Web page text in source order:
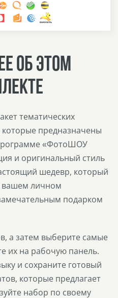
ОБ ЭТОМ
тематических
предназначены
«ФотоШОУ
и оригинальный стиль
шедевр, который
вашем личном
подарком
а затем выберите самые
их на рабочую панель.
и сохраните готовый
которые предлагает
набор по своему